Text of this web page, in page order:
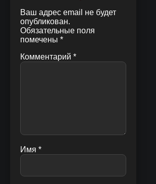
Ваш адрес email не будет
опубликован.
Обязательные поля
помечены *
Комментарий *
Имя *